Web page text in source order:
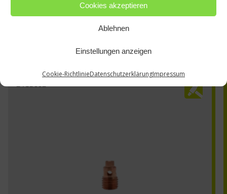
Cookies akzeptieren
Ablehnen
Einstellungen anzeigen
Cookie-RichtlinieDatenschutzerklärungImpressum
24CB332